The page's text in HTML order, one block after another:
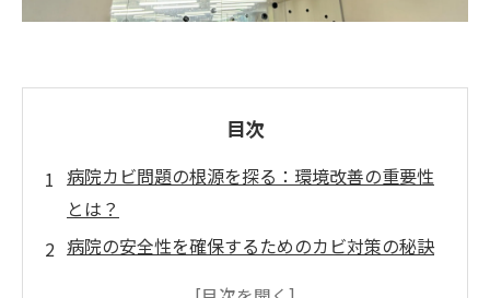
目次
病院カビ問題の根源を探る：環境改善の重要性
とは？
病院の安全性を確保するためのカビ対策の秘訣
病院の清潔を徹底的に：カビ感染防止のための